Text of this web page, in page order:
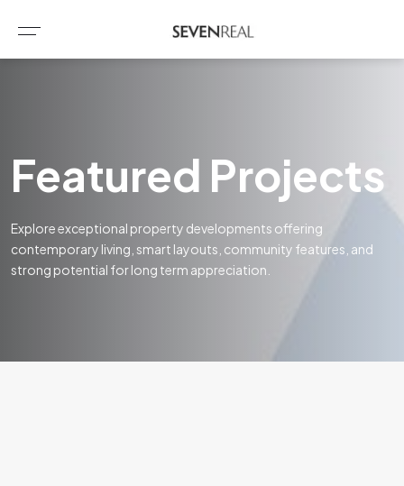
Featured Projects
Explore exceptional property developments offering
contemporary living, smart layouts, community features, and
strong potential for long term appreciation.